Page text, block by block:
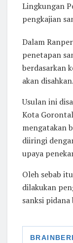
Lingkungan
pengkajian
Dalam
penetapan
berdasarkan
akan disahkan.
Usulan ini
Kota
mengatakan
diiringi
upaya
Oleh sebab
dilakukan
sanksi pidana